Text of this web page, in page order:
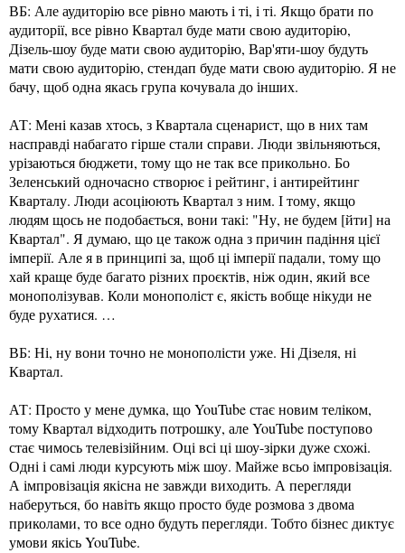
ВБ: Але аудиторію все рівно мають і ті, і ті. Якщо брати по
аудиторії, все рівно Квартал буде мати свою аудиторію,
Дізель-шоу буде мати свою аудиторію, Вар'яти-шоу будуть
мати свою аудиторію, стендап буде мати свою аудиторію. Я не
бачу, щоб одна якась група кочувала до інших.
АТ: Мені казав хтось, з Квартала сценарист, що в них там
насправді набагато гірше стали справи. Люди звільняються,
урізаються бюджети, тому що не так все прикольно. Бо
Зеленський одночасно створює і рейтинг, і антирейтинг
Кварталу. Люди асоціюють Квартал з ним. І тому, якщо
людям щось не подобається, вони такі: "Ну, не будем [йти] на
Квартал". Я думаю, що це також одна з причин падіння цієї
імперії. Але я в принципі за, щоб ці імперії падали, тому що
хай краще буде багато різних проєктів, ніж один, який все
монополізував. Коли монополіст є, якість вобще нікуди не
буде рухатися. …
ВБ: Ні, ну вони точно не монополісти уже. Ні Дізеля, ні
Квартал.
АТ: Просто у мене думка, що YouTube стає новим теліком,
тому Квартал відходить потрошку, але YouTube поступово
стає чимось телевізійним. Оці всі ці шоу-зірки дуже схожі.
Одні і самі люди курсують між шоу. Майже всьо імпровізація.
А імпровізація якісна не завжди виходить. А перегляди
наберуться, бо навіть якщо просто буде розмова з двома
приколами, то все одно будуть перегляди. Тобто бізнес диктує
умови якісь YouTube.